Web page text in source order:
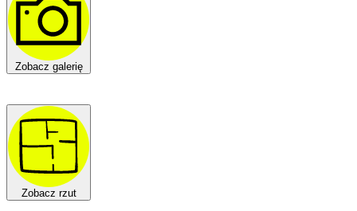
Zobacz galerię
Zobacz rzut